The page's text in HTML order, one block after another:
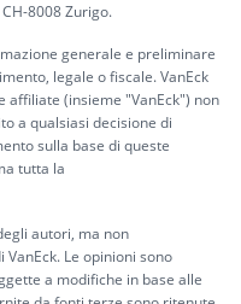
8008 Zurigo.
generale e preliminare
legale o fiscale. VanEck
affiliate (insieme "VanEck") non
a qualsiasi decisione di
sulla base di queste
tutta la
autori, ma non
Le opinioni sono
a modifiche in base alle